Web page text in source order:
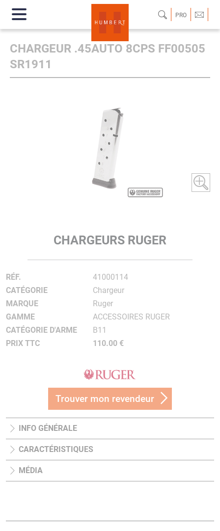
PRO
CHARGEUR .45AUTO 8CPS FF00505
SR1911
CHARGEURS RUGER
RÉF.
41000114
CATÉGORIE
Chargeur
MARQUE
Ruger
GAMME
ACCESSOIRES RUGER
CATÉGORIE D'ARME
B11
PRIX TTC
110.00 €
Trouver mon revendeur
INFO GÉNÉRALE
CARACTÉRISTIQUES
MÉDIA